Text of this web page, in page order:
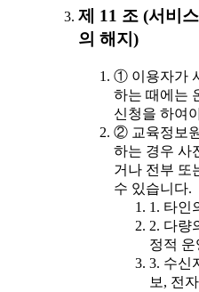
제 11 조 (서비
의 해지)
① 이용자가
하는 때에는
신청을 하여
② 교육정보
하는 경우 사
거나 전부 또
수 있습니다.
1. 타인
2. 다량
정적
3. 수신
보, 전